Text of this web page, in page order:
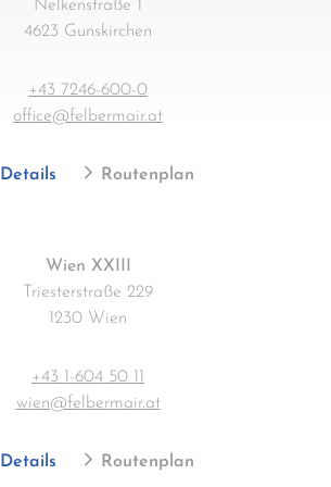
Nelkenstraße 1
4623 Gunskirchen
+43 7246-600-0
office@felbermair.at
Details Routenplan
Wien XXIII
Triesterstraße 229
1230 Wien
+43 1-604 50 11
wien@felbermair.at
Details Routenplan